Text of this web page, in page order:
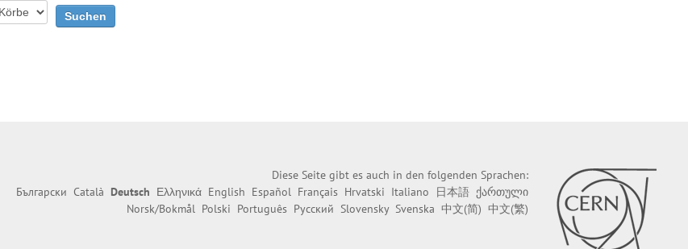
Diese Seite gibt es auch in den folgenden Sprachen:
Български Català Deutsch Ελληνικά English Español Français Hrvatski Italiano 日本語 ქართული
Norsk/Bokmål Polski Português Русский Slovensky Svenska 中文(简) 中文(繁)